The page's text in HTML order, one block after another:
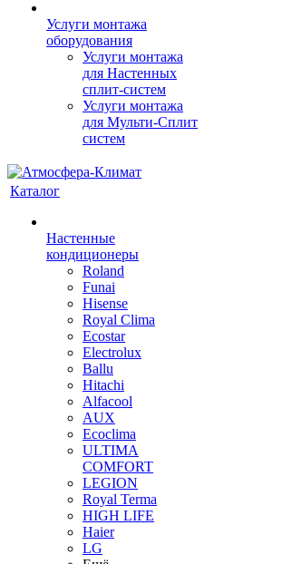
Услуги монтажа
оборудования
Услуги монтажа
для Настенных
сплит-систем
Услуги монтажа
для Мульти-Сплит
систем
Каталог
Настенные
кондиционеры
Roland
Funai
Hisense
Royal Clima
Ecostar
Electrolux
Ballu
Hitachi
Alfacool
AUX
Ecoclima
ULTIMA
COMFORT
LEGION
Royal Terma
HIGH LIFE
Haier
LG